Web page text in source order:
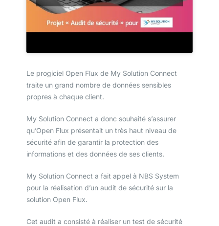
Le progiciel Open Flux de My Solution Connect
traite un grand nombre de données sensibles
propres à chaque client.
My Solution Connect a donc souhaité s’assurer
qu’Open Flux présentait un très haut niveau de
sécurité afin de garantir la protection des
informations et des données de ses clients.
My Solution Connect a fait appel à NBS System
pour la réalisation d’un audit de sécurité sur la
solution Open Flux.
Cet audit a consisté à réaliser un test de sécurité